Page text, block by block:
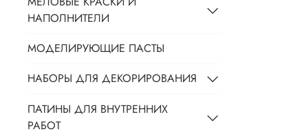
НАПОЛНИТЕЛИ
МОДЕЛИРУЮЩИЕ ПАСТЫ
НАБОРЫ ДЛЯ ДЕКОРИРОВАНИЯ
ПАТИНЫ ДЛЯ ВНУТРЕННИХ
РАБОТ